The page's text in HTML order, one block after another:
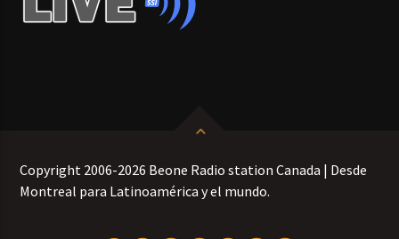
Copyright 2006-2026 Beone Radio station Canada | Desde
Montreal para Latinoamérica y el mundo.